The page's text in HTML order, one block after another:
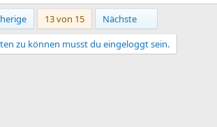
13 von 15 Nächste
zu können musst du eingeloggt sein.